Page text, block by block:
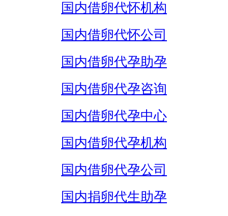
国内借卵代怀机构
国内借卵代怀公司
国内借卵代孕助孕
国内借卵代孕咨询
国内借卵代孕中心
国内借卵代孕机构
国内借卵代孕公司
国内捐卵代生助孕